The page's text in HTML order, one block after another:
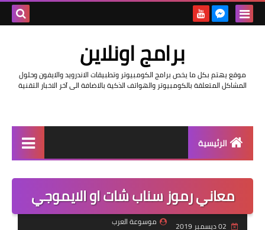
برامج اونلاين
موقع يهتم بكل ما يخص برامج الكومبيوتر وتطبيقات الاندرويد والايفون وحلول
المشاكل المتعلقة بالكومبيوتر والهواتف الذكية بالاضافة الى آخر الاخبار التقنية
الرئيسية
مراجعات
حماية
معاني رموز سناب شات او الايموجي
موسوعة العرب